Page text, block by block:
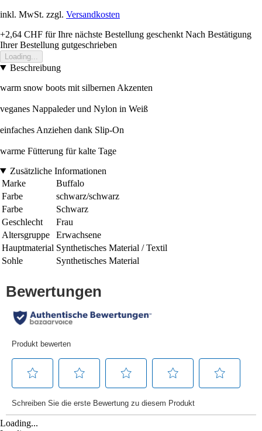
inkl. MwSt. zzgl. Versandkosten
+2,64 CHF für Ihre nächste Bestellung geschenkt Nach Bestätigung
Ihrer Bestellung gutgeschrieben
Loading...
Beschreibung
warm snow boots mit silbernen Akzenten
veganes Nappaleder und Nylon in Weiß
einfaches Anziehen dank Slip-On
warme Fütterung für kalte Tage
Zusätzliche Informationen
Marke
Buffalo
Farbe
schwarz/schwarz
Farbe
Schwarz
Geschlecht
Frau
Altersgruppe
Erwachsene
Hauptmaterial Synthetisches Material / Textil
Sohle
Synthetisches Material
Loading...